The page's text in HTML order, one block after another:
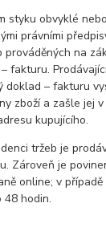
obvyklé
právními
na
fakturu.
doklad – fakturu
zboží a zašle jej
kupujícího.
tržeb je
Zároveň je
online; v
48 hodin.